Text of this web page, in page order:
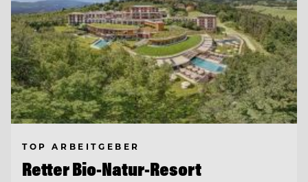
TOP ARBEITGEBER
Retter Bio-Natur-Resort